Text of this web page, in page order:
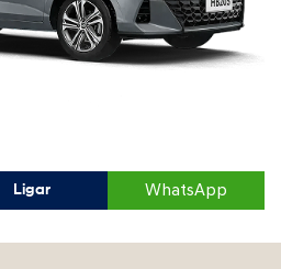
Ligar WhatsApp